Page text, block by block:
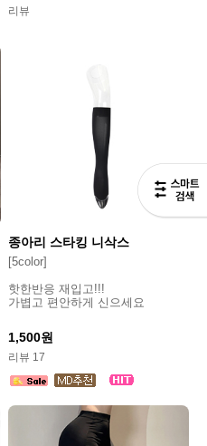
리뷰
종아리 스타킹 니삭스
[5color]
핫한반응 재입고!!!
가볍고 편안하게 신으세요
1,500원
리뷰 17